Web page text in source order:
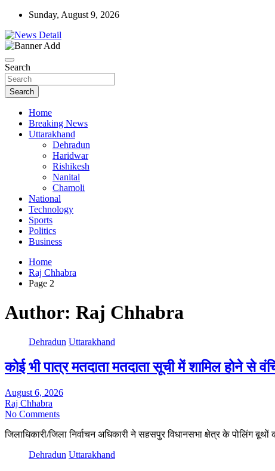
Skip
content
Sunday, August 9, 2026
News Detail
Search
Search
Home
Breaking News
Uttarakhand
Dehradun
Haridwar
Rishikesh
Nanital
Chamoli
National
Technology
Sports
Politics
Business
Home
Raj Chhabra
Page 2
Author: Raj Chhabra
Dehradun Uttarakhand
कोई भी पात्र मतदाता मतदाता सूची में शामिल होने से
August 6, 2026
Raj Chhabra
No Comments
जिलाधिकारी/जिला निर्वाचन अधिकारी ने सहसपुर विधानसभा क्षेत्र के पोलिंग
Dehradun Uttarakhand